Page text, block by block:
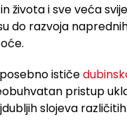
života i sve veća
do razvoja
ističe
pristup
slojeva